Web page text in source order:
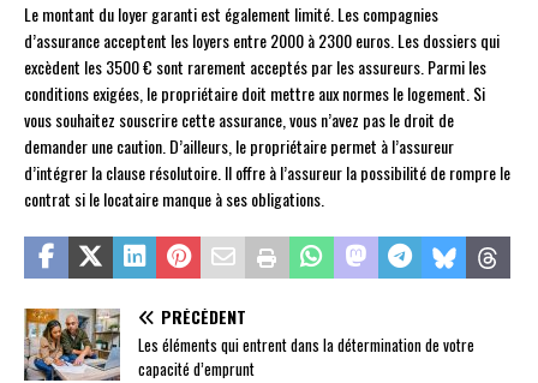
Le montant du loyer garanti est également limité. Les compagnies
d’assurance acceptent les loyers entre 2000 à 2300 euros. Les dossiers qui
excèdent les 3500 € sont rarement acceptés par les assureurs. Parmi les
conditions exigées, le propriétaire doit mettre aux normes le logement. Si
vous souhaitez souscrire cette assurance, vous n’avez pas le droit de
demander une caution. D’ailleurs, le propriétaire permet à l’assureur
d’intégrer la clause résolutoire. Il offre à l’assureur la possibilité de rompre le
contrat si le locataire manque à ses obligations.
PRÉCÉDENT
Les éléments qui entrent dans la détermination de votre
capacité d’emprunt